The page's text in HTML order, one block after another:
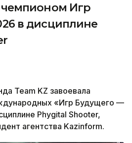
чемпионом Игр
в дисциплине
Team KZ завоевала
«Игр Будущего —
Phygital Shooter,
агентства Kazinform.